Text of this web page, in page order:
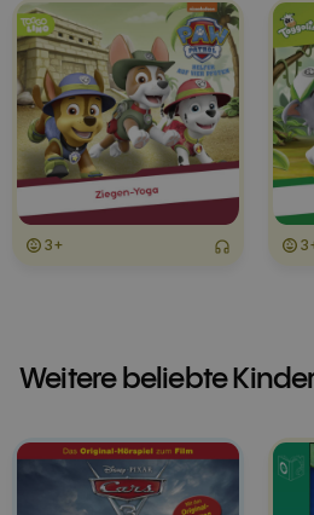
3+
Weitere beliebte